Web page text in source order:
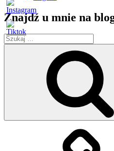
Znajdź u mnie na
Szukaj: